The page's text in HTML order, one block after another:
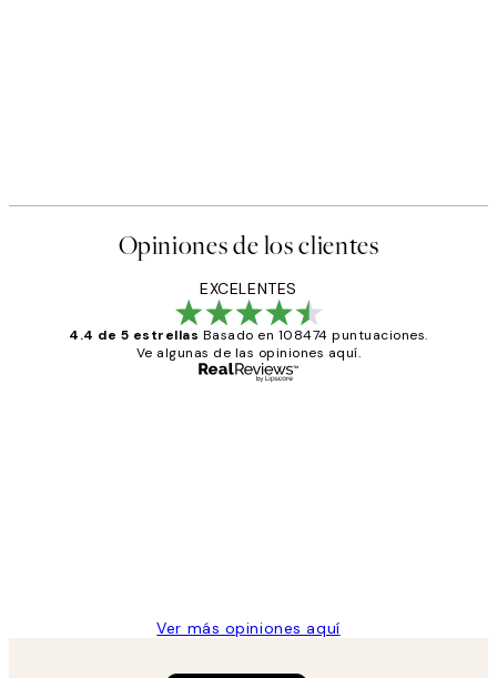
Opiniones de los clientes
EXCELENTES
4.4 de 5 estrellas Basado en 108474 puntuaciones.
Ve algunas de las opiniones aquí.
Ver más opiniones aquí